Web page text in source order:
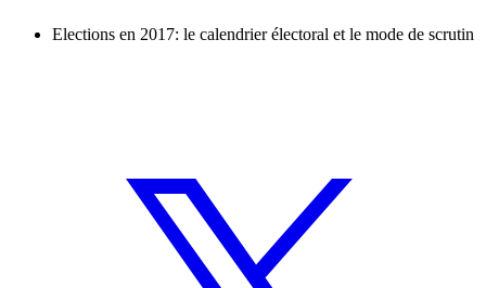
Elections en 2017: le calendrier électoral et le mode de scrutin